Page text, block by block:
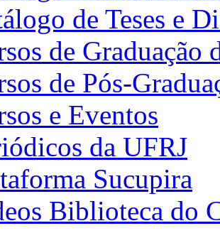
de Teses e
de Graduação
de Pós-
e Eventos
da UFRJ
Sucupira
Biblioteca do